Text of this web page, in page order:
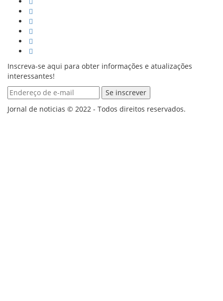
Inscreva-se aqui para obter informações e atualizações
interessantes!
Jornal de noticias © 2022 - Todos direitos reservados.